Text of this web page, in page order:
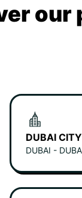
our
DUBAI CITY
DUBAI -